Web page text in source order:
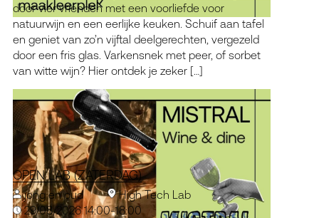
door vier vrienden met een voorliefde voor
natuurwijn en een eerlijke keuken. Schuif aan tafel
en geniet van zo’n vijftal deelgerechten, vergezeld
door een fris glas. Varkensnek met peer, of sorbet
van witte wijn? Hier ontdek je zeker […]
OPEN LAB (ZATERDAG)
jong en oud
High Tech Lab
29/08/2026 14:00-18:00